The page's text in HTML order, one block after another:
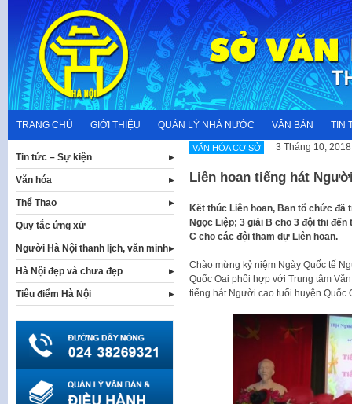
content
TRANG CHỦ GIỚI THIỆU QUẢN LÝ NHÀ NƯỚC VĂN BẢN TIN
VĂN HÓA CƠ SỞ 3 Tháng 10, 2018
Liên hoan tiếng hát
Kết thúc Liên hoan, Ban tổ chức đã
Ngọc Liệp; 3 giải B cho 3 đội thi
C cho các đội tham dự Liên hoan.
Chào mừng kỷ niệm Ngày Quốc tế
Quốc Oai phối hợp với Trung tâm
tiếng hát Người cao tuổi huyện Quốc
Tin tức – Sự kiện
Văn hóa
Thể Thao
Quy tắc ứng xử
Người Hà Nội thanh lịch, văn minh
Hà Nội đẹp và chưa đẹp
Tiêu điểm Hà Nội